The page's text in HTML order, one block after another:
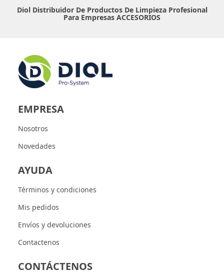
Diol Distribuidor De Productos De Limpieza Profesional
Para Empresas ACCESORIOS
EMPRESA
Nosotros
Novedades
AYUDA
Términos y condiciones
Mis pedidos
Envíos y devoluciones
Contactenos
CONTÁCTENOS